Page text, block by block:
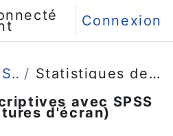
principal
Connexion
Savoir Faire
Statistiques descriptives avec SPSS (textes avec captures d'écran)
avec SPSS
d'écran)